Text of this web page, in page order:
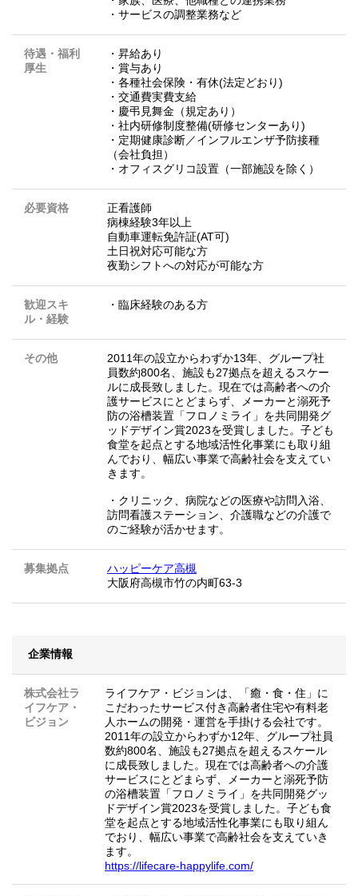
・サービスの調整業務など
待遇・福利
厚生
・昇給あり
・賞与あり
・各種社会保険・有休(法定どおり)
・交通費実費支給
・慶弔見舞金（規定あり）
・社内研修制度整備(研修センターあり)
・定期健康診断／インフルエンザ予防接種
（会社負担）
・オフィスグリコ設置（一部施設を除く）
必要資格
正看護師
病棟経験3年以上
自動車運転免許証(AT可)
土日祝対応可能な方
夜勤シフトへの対応が可能な方
歓迎スキ
ル・経験
・臨床経験のある方
その他
2011年の設立からわずか13年、グループ社
員数約800名、施設も27拠点を超えるスケー
ルに成長致しました。現在では高齢者への介
護サービスにとどまらず、メーカーと溺死予
防の浴槽装置「フロノミライ」を共同開発グ
ッドデザイン賞2023を受賞しました。子ども
食堂を起点とする地域活性化事業にも取り組
んでおり、幅広い事業で高齢社会を支えてい
きます。
・クリニック、病院などの医療や訪問入浴、
訪問看護ステーション、介護職などの介護で
のご経験が活かせます。
募集拠点
ハッピーケア高槻
大阪府高槻市竹の内町63-3
企業情報
株式会社ラ
イフケア・
ビジョン
ライフケア・ビジョンは、「癒・食・住」に
こだわったサービス付き高齢者住宅や有料老
人ホームの開発・運営を手掛ける会社です。
2011年の設立からわずか12年、グループ社員
数約800名、施設も27拠点を超えるスケール
に成長致しました。現在では高齢者への介護
サービスにとどまらず、メーカーと溺死予防
の浴槽装置「フロノミライ」を共同開発グッ
ドデザイン賞2023を受賞しました。子ども食
堂を起点とする地域活性化事業にも取り組ん
でおり、幅広い事業で高齢社会を支えていき
ます。
https://lifecare-happylife.com/